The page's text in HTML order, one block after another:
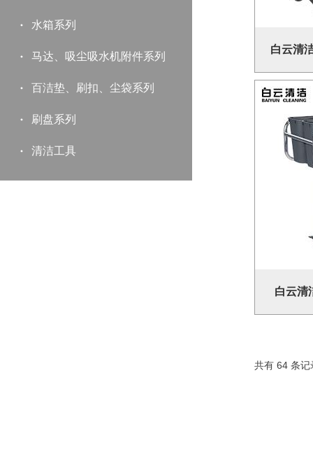
水箱系列
马达、吸尘吸水机附件系列
百洁垫、刷扣、尘袋系列
刷盘系列
清洁工具
白云清
白云清
共有 64 条记